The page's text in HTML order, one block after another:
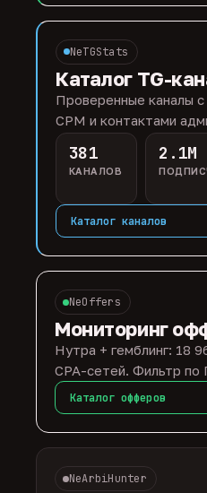
NeTGStats
Каталог TG-
Проверенные каналы
CPM и контактами
381
КАНАЛОВ
2.1M
Каталог каналов
NeOffers
Мониторинг
Нутра + гемблинг: 18
CPA-сетей. Фильтр по
Каталог офферов
NeArbiHunter